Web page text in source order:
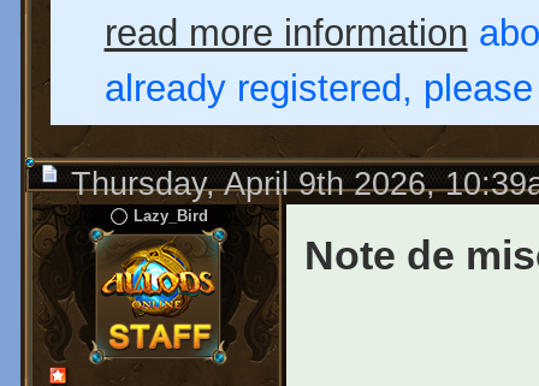
read more information
already registered,
Thursday, April 9th 2026,
Lazy_Bird
Note de